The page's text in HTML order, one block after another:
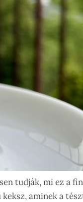
tudják, mi ez a
aminek a